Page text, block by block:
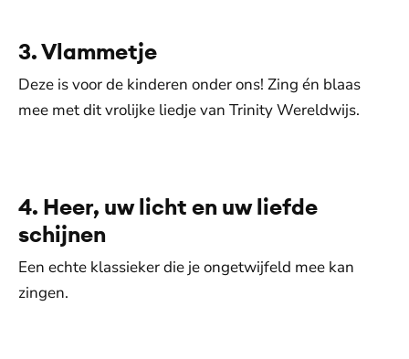
3. Vlammetje
Deze is voor de kinderen onder ons! Zing én blaas
mee met dit vrolijke liedje van Trinity Wereldwijs.
De weergave van deze video vereist jouw
4. Heer, uw licht en uw liefde
schijnen
Een echte klassieker die je ongetwijfeld mee kan
zingen.